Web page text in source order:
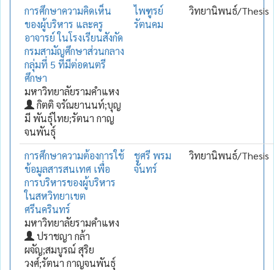
การศึกษาความคิดเห็น
ของผู้บริหาร และครู
อาจารย์ ในโรงเรียนสังกัด
กรมสามัญศึกษาส่วนกลาง
กลุ่มที่ 5 ที่มีต่อดนตรี
ศึกษา
มหาวิทยาลัยรามคำแหง
กิตติ จรัณยานนท์;บุญ
มี พันธุ์ไทย;รัตนา กาญ
จนพันธุ์
ไพฑูรย์
รัตนคม
วิทยานิพนธ์/Thesis
การศึกษาความต้องการใช้
ข้อมูลสารสนเทศ เพื่อ
การบริหารของผู้บริหาร
ในสหวิทยาเขต
ศรีนครินทร์
มหาวิทยาลัยรามคำแหง
ปราชญา กล้า
ผจัญ;สมบูรณ์ สุริย
วงศ์;รัตนา กาญจนพันธุ์
ชูศรี พรม
จันทร์
วิทยานิพนธ์/Thesis